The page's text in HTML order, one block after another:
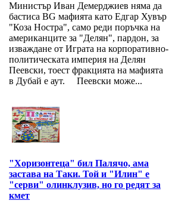
Министър Иван Демерджиев няма да
бастиса BG мафията като Едгар Хувър
"Коза Ностра", само реди поръчка на
американците за "Делян", пардон, за
изваждане от Играта на корпоративно-
политическата империя на Делян
Пеевски, тоест фракцията на мафията
в Дубай е аут. Пеевски може...
"Хоризонтеца" бил Палячо, ама
застава на Таки. Той и "Илин" е
"серви" олинклузив, но го редят за
кмет